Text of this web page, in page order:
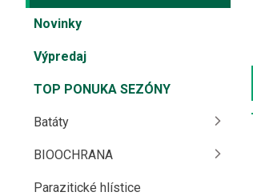
Novinky
Výpredaj
TOP PONUKA SEZÓNY
Batáty
BIOOCHRANA
Parazitické hlístice